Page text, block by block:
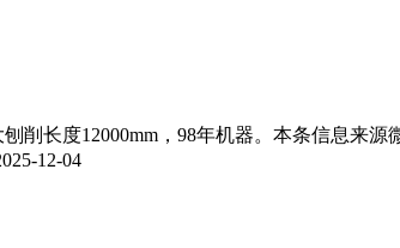
长度12000mm，98年机器。本条信息来源
12-04